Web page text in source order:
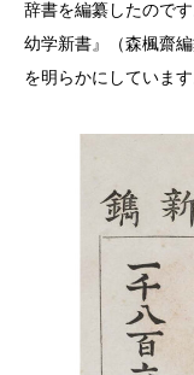
辞書を編纂したので
幼学新書』（森楓齋
を明らかにしています